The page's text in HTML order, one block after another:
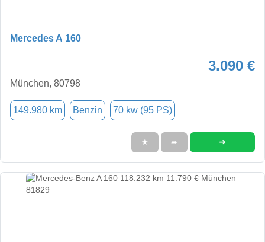
Mercedes A 160
3.090 €
München, 80798
149.980 km Benzin 70 kw (95 PS)
★ ➦ ➜